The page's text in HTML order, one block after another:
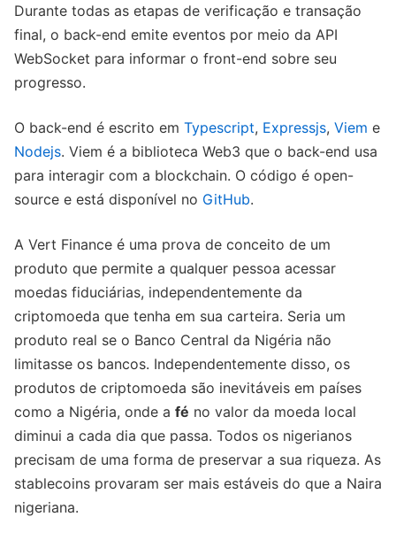
Durante todas as etapas de verificação e transação
final, o back-end emite eventos por meio da API
WebSocket para informar o front-end sobre seu
progresso.
O back-end é escrito em Typescript, Expressjs, Viem e
Nodejs. Viem é a biblioteca Web3 que o back-end usa
para interagir com a blockchain. O código é open-
source e está disponível no GitHub.
A Vert Finance é uma prova de conceito de um
produto que permite a qualquer pessoa acessar
moedas fiduciárias, independentemente da
criptomoeda que tenha em sua carteira. Seria um
produto real se o Banco Central da Nigéria não
limitasse os bancos. Independentemente disso, os
produtos de criptomoeda são inevitáveis ​​em países
como a Nigéria, onde a fé no valor da moeda local
diminui a cada dia que passa. Todos os nigerianos
precisam de uma forma de preservar a sua riqueza. As
stablecoins provaram ser mais estáveis ​​do que a Naira
nigeriana.